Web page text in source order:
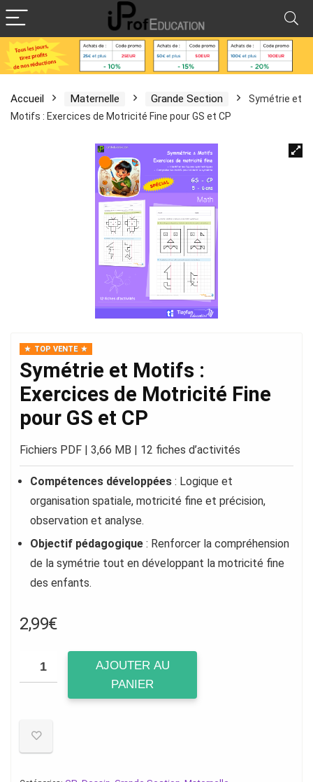
Accueil Maternelle Grande Section
Symétrie et
Motifs : Exercices de Motricité Fine pour GS et CP
TOP VENTE
Symétrie et Motifs :
Exercices de Motricité Fine
pour GS et CP
Fichiers PDF | 3,66 MB | 12 fiches d’activités
Compétences développées : Logique et
organisation spatiale, motricité fine et précision,
observation et analyse.
Objectif pédagogique : Renforcer la compréhension
de la symétrie tout en développant la motricité fine
des enfants.
2,99€
AJOUTER AU
PANIER